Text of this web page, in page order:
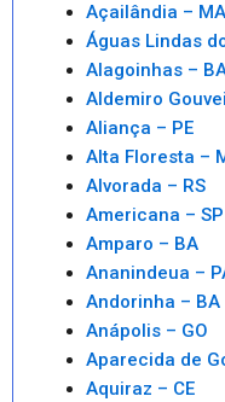
Açailândia – MA
Águas Lindas
Alagoinhas –
Aldemiro
Aliança – PE
Alta Floresta –
Alvorada – RS
Americana – SP
Amparo – BA
Ananindeua –
Andorinha – BA
Anápolis – GO
Aparecida de
Aquiraz – CE